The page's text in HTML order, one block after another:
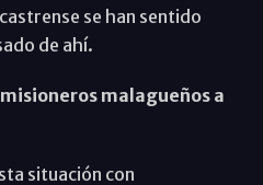
se han sentido
de ahí.
malagueños a
situación con